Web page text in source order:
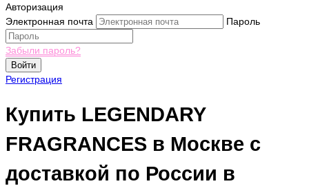
Авторизация
Электронная почта
Пароль
Забыли пароль?
Войти
Регистрация
Купить LEGENDARY
FRAGRANCES в Москве с
доставкой по России в